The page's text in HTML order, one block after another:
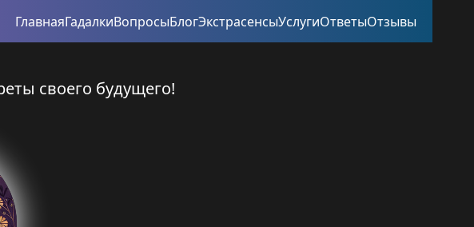
ГлавнаяГадалкиВопросыБлогЭкстрасенсыУслугиОтветыОтзывы
своего будущего!